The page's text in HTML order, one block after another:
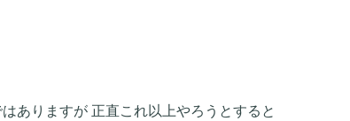
ありますが 正直これ以上やろうとすると